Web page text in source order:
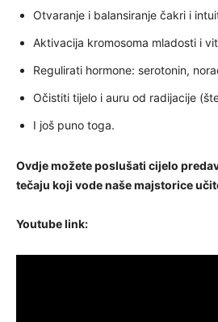
Otvaranje i balansiranje čakri i
Aktivacija kromosoma mladosti i
Regulirati hormone: serotonin,
Očistiti tijelo i auru od radijacije
I još puno toga.
Ovdje možete poslušati cijelo
tečaju koji vode naše majstorice
Youtube link: